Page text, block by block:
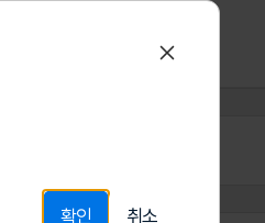
확인 취소